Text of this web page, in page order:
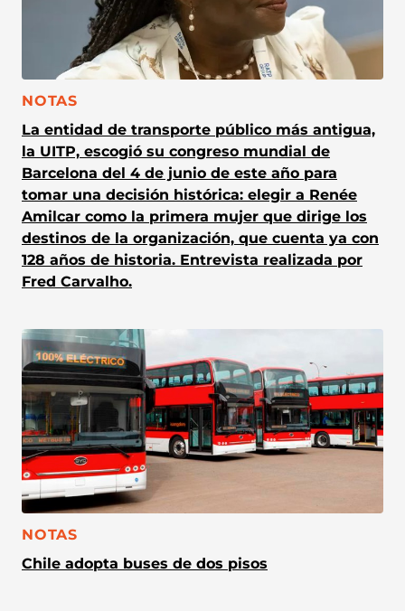
CATEGORÍA:
NOTAS
La entidad de transporte público más antigua,
la UITP, escogió su congreso mundial de
Barcelona del 4 de junio de este año para
tomar una decisión histórica: elegir a Renée
Amilcar como la primera mujer que dirige los
destinos de la organización, que cuenta ya con
128 años de historia. Entrevista realizada por
Fred Carvalho.
CATEGORÍA:
NOTAS
Chile adopta buses de dos pisos